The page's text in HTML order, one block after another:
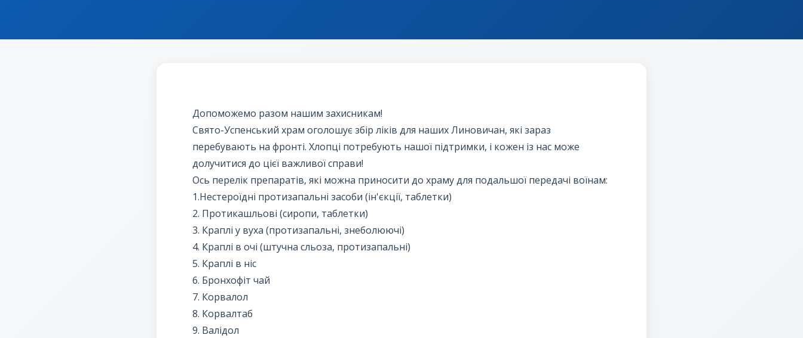
Допоможемо разом нашим захисникам!
Свято-Успенський храм оголошує збір ліків для наших Линовичан, які зараз
перебувають на фронті. Хлопці потребують нашої підтримки, і кожен із нас може
долучитися до цієї важливої справи!
Ось перелік препаратів, які можна приносити до храму для подальшої передачі воїнам:
1.Нестероїдні протизапальні засоби (ін'єкції, таблетки)
2. Протикашльові (сиропи, таблетки)
3. Краплі у вуха (протизапальні, знеболюючі)
4. Краплі в очі (штучна сльоза, протизапальні)
5. Краплі в ніс
6. Бронхофіт чай
7. Корвалол
8. Корвалтаб
9. Валідол